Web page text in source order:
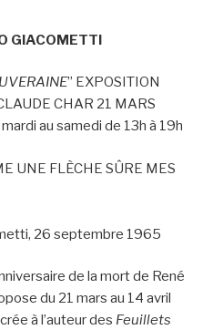
GIACOMETTI
” EXPOSITION
CHAR 21 MARS
au samedi de 13h à 19h
UNE FLÈCHE SÛRE MES
26 septembre 1965
de la mort de René
du 21 mars au 14 avril
à l’auteur des Feuillets